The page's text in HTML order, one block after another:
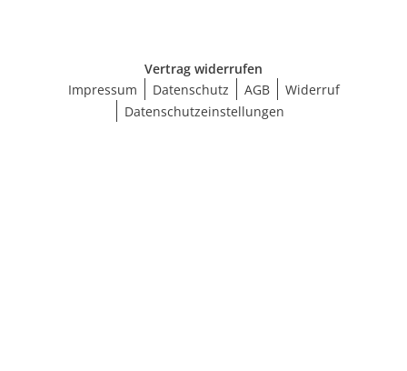
Vertrag widerrufen
Impressum
Datenschutz AGB
Widerruf
Datenschutzeinstellungen